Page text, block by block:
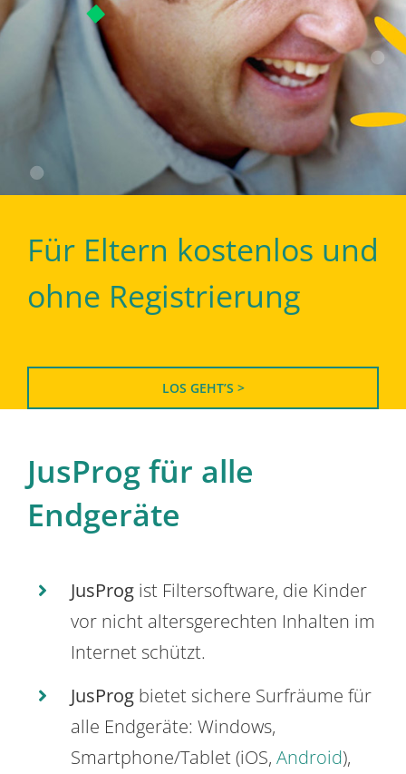
Für Eltern kostenlos und
ohne Registrierung
LOS GEHT’S >
JusProg für alle
Endgeräte
JusProg ist Filtersoftware, die Kinder
vor nicht altersgerechten Inhalten im
Internet schützt.
JusProg bietet sichere Surfräume für
alle Endgeräte: Windows,
Smartphone/Tablet (iOS, Android),